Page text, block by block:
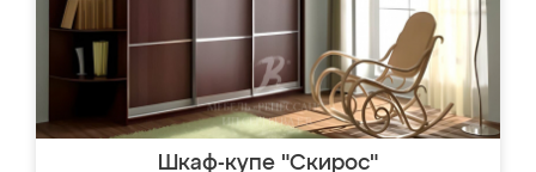
Шкаф-купе "Скирос"